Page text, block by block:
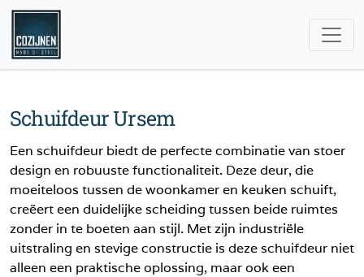
Schuifdeur Ursem
Een schuifdeur biedt de perfecte combinatie van stoer
design en robuuste functionaliteit. Deze deur, die
moeiteloos tussen de woonkamer en keuken schuift,
creëert een duidelijke scheiding tussen beide ruimtes
zonder in te boeten aan stijl. Met zijn industriële
uitstraling en stevige constructie is deze schuifdeur niet
alleen een praktische oplossing, maar ook een